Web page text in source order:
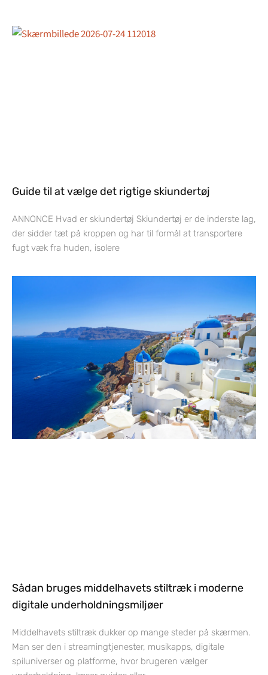
Guide til at vælge det rigtige skiundertøj
ANNONCE Hvad er skiundertøj Skiundertøj er de inderste lag,
der sidder tæt på kroppen og har til formål at transportere
fugt væk fra huden, isolere
Sådan bruges middelhavets stiltræk i moderne
digitale underholdningsmiljøer
Middelhavets stiltræk dukker op mange steder på skærmen.
Man ser den i streamingtjenester, musikapps, digitale
spiluniverser og platforme, hvor brugeren vælger